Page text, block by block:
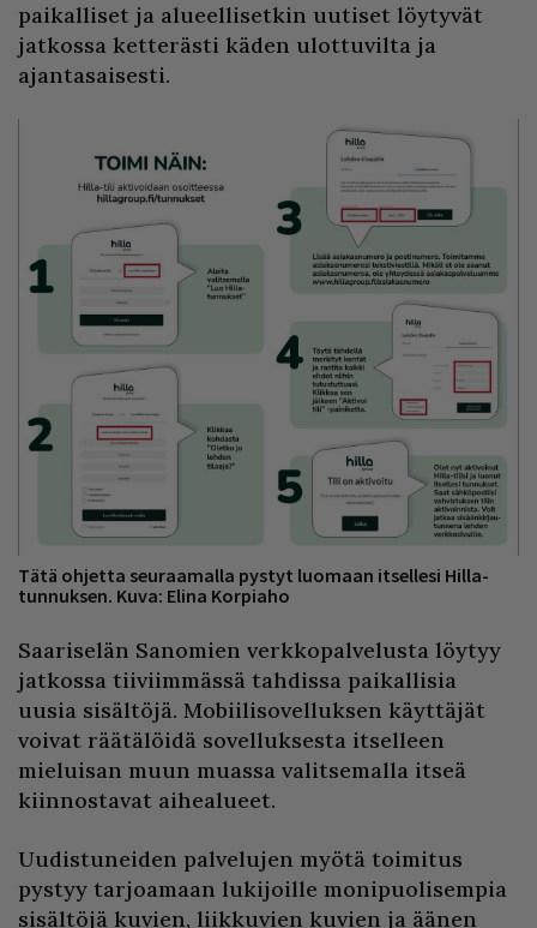
paikalliset ja alueellisetkin uutiset löytyvät
jatkossa ketterästi käden ulottuvilta ja
ajantasaisesti.
Tätä ohjetta seuraamalla pystyt luomaan itsellesi Hilla-
tunnuksen. Kuva: Elina Korpiaho
Saariselän Sanomien verkkopalvelusta löytyy
jatkossa tiiviimmässä tahdissa paikallisia
uusia sisältöjä. Mobiilisovelluksen käyttäjät
voivat räätälöidä sovelluksesta itselleen
mieluisan muun muassa valitsemalla itseä
kiinnostavat aihealueet.
Uudistuneiden palvelujen myötä toimitus
pystyy tarjoamaan lukijoille monipuolisempia
sisältöjä kuvien, liikkuvien kuvien ja äänen